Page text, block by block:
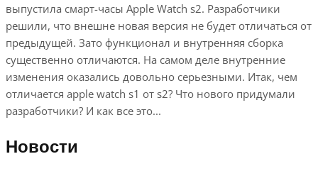
выпустила смарт-часы Apple Watch s2. Разработчики
решили, что внешне новая версия не будет отличаться от
предыдущей. Зато функционал и внутренняя сборка
существенно отличаются. На самом деле внутренние
изменения оказались довольно серьезными. Итак, чем
отличается apple watch s1 от s2? Что нового придумали
разработчики? И как все это...
Новости